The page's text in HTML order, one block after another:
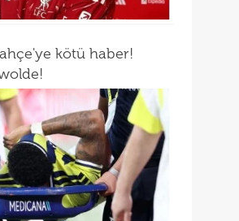
kötü haber!